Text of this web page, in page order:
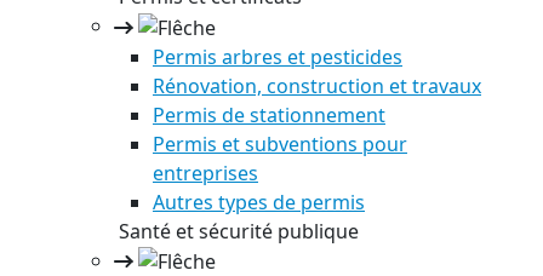
Permis arbres et pesticides
Rénovation, construction et travaux
Permis de stationnement
Permis et subventions pour
entreprises
Autres types de permis
Santé et sécurité publique